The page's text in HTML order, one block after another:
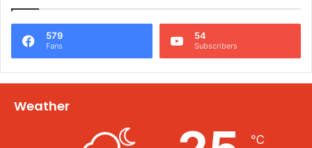
579
Fans
54
Subscribers
Weather
℃